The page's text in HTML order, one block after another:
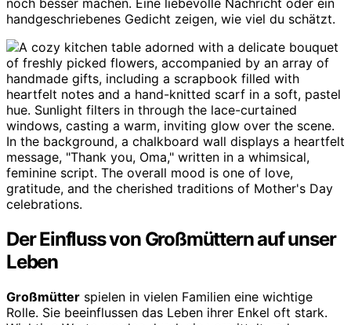
noch besser machen. Eine liebevolle Nachricht oder ein
handgeschriebenes Gedicht zeigen, wie viel du schätzt.
Der Einfluss von Großmüttern auf unser
Leben
Großmütter spielen in vielen Familien eine wichtige
Rolle. Sie beeinflussen das Leben ihrer Enkel oft stark.